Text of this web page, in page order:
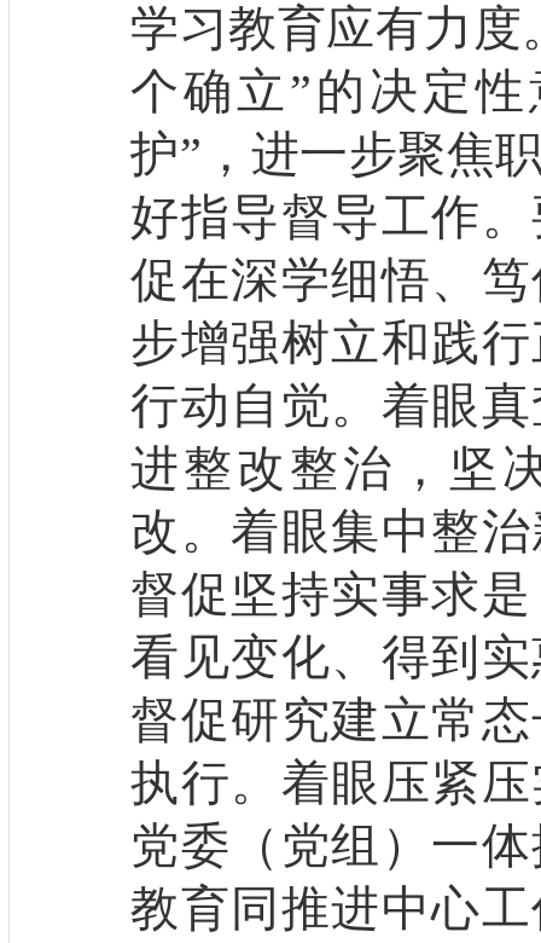
学习教育应有力度
个确立”的决定
护”，进一步聚焦
好指导督导工作
促在深学细悟、
步增强树立和践
行动自觉。着眼
进整改整治，坚
改。着眼集中整
督促坚持实事求
看见变化、得到
督促研究建立常
执行。着眼压紧
党委（党组）一
教育同推进中心